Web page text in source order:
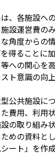
、各施設へ
設運営費の
角度からの
得ることに
への関心を
ト意識の向
公共施設に
費用、利用
の取り組み
めの資料と
ート」を作